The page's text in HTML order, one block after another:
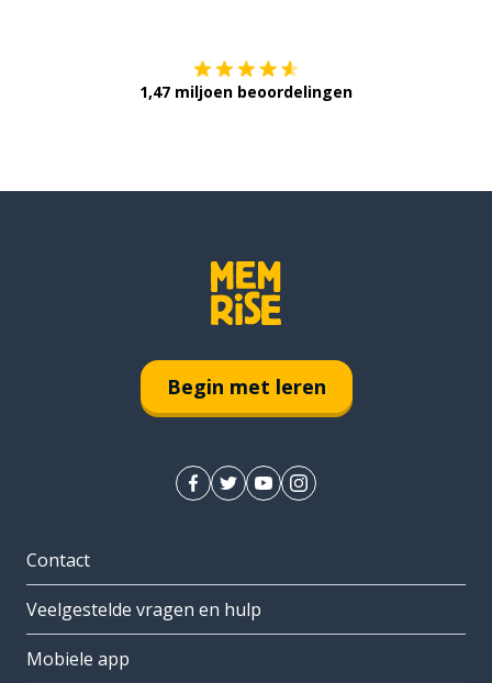
1,47 miljoen beoordelingen
Begin met leren
Contact
Veelgestelde vragen en hulp
Mobiele app